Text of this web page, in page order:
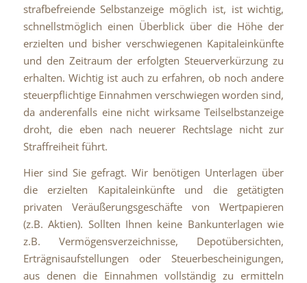
strafbefreiende Selbstanzeige möglich ist, ist wichtig,
schnellstmöglich einen Überblick über die Höhe der
erzielten und bisher verschwiegenen Kapitaleinkünfte
und den Zeitraum der erfolgten Steuerverkürzung zu
erhalten. Wichtig ist auch zu erfahren, ob noch andere
steuerpflichtige Einnahmen verschwiegen worden sind,
da anderenfalls eine nicht wirksame Teilselbstanzeige
droht, die eben nach neuerer Rechtslage nicht zur
Straffreiheit führt.
Hier sind Sie gefragt. Wir benötigen Unterlagen über
die erzielten Kapitaleinkünfte und die getätigten
privaten Veräußerungsgeschäfte von Wertpapieren
(z.B. Aktien). Sollten Ihnen keine Bankunterlagen wie
z.B. Vermögensverzeichnisse, Depotübersichten,
Erträgnisaufstellungen oder Steuerbescheinigungen,
aus denen die Einnahmen vollständig zu ermitteln